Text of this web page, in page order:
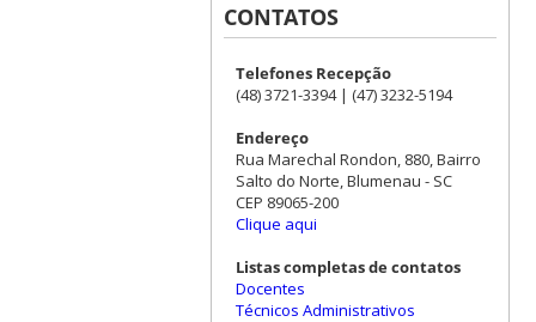
CONTATOS
Telefones Recepção
(48) 3721-3394 | (47) 3232-5194
Endereço
Rua Marechal Rondon, 880, Bairro
Salto do Norte, Blumenau - SC
CEP 89065-200
Clique aqui
Listas completas de contatos
Docentes
Técnicos Administrativos